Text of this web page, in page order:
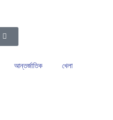
আন্তর্জাতিক খেলা